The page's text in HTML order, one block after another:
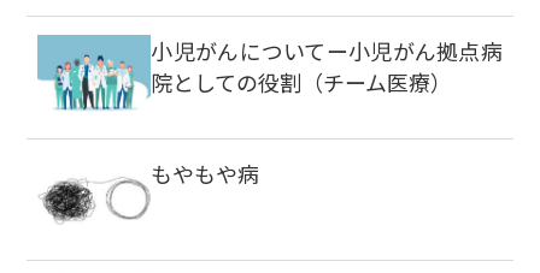
小児がんについてー小児がん拠点病
院としての役割（チーム医療）
もやもや病